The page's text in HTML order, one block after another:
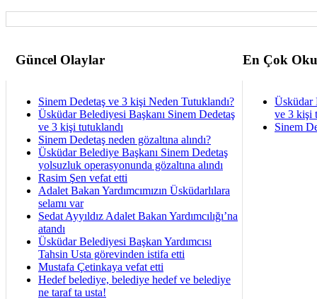
Güncel Olaylar En Çok
Sinem Dedetaş ve 3 kişi Neden Tutuklandı?
Üsküdar Belediyesi Başkanı Sinem Dedetaş
ve 3 kişi tutuklandı
Sinem Dedetaş neden gözaltına alındı?
Üsküdar Belediye Başkanı Sinem Dedetaş
yolsuzluk operasyonunda gözaltına alındı
Rasim Şen vefat etti
Adalet Bakan Yardımcımızın Üsküdarlılara
selamı var
Sedat Ayyıldız Adalet Bakan Yardımcılığı’na
atandı
Üsküdar Belediyesi Başkan Yardımcısı
Tahsin Usta görevinden istifa etti
Mustafa Çetinkaya vefat etti
Hedef belediye, belediye hedef ve belediye
ne taraf ta usta!
Üsküdar
ve 3 kişi
Sinem